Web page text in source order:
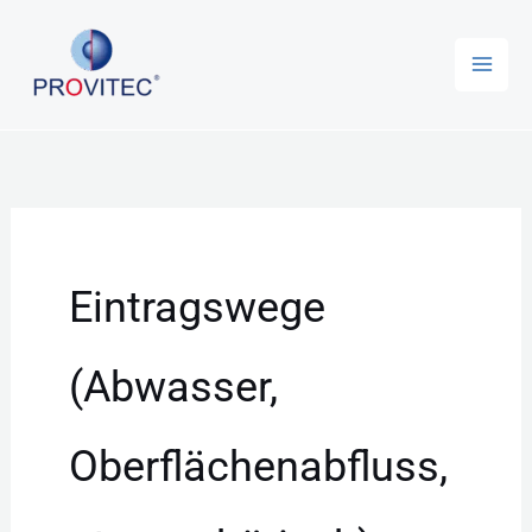
springen
Eintragswege
(Abwasser,
Oberflächenabfluss,